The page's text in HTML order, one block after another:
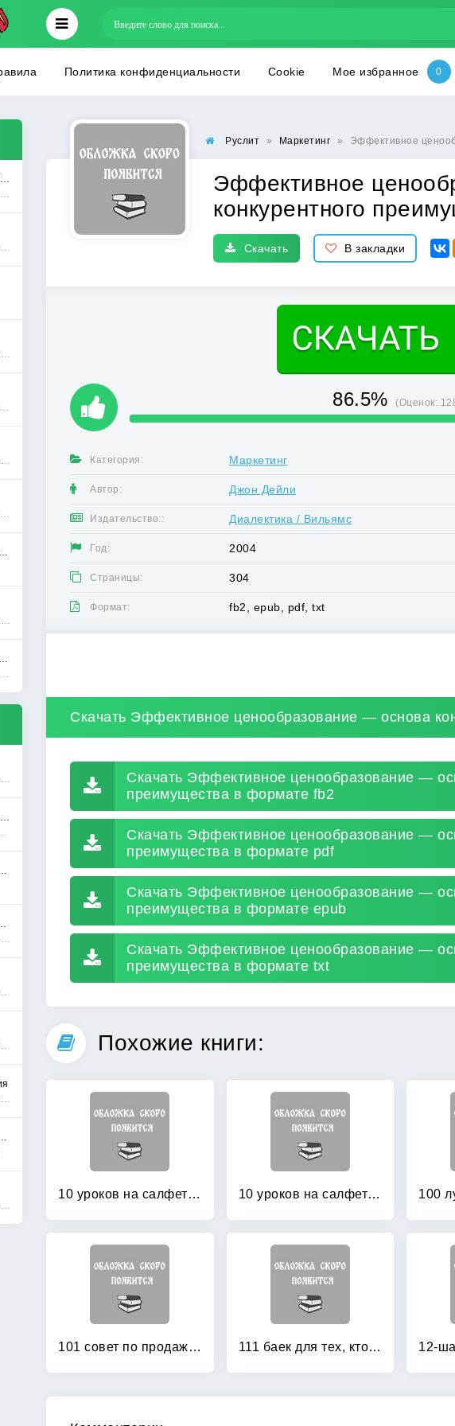
Политика конфиденциальности Cookie Мое избранное
Руслит » Маркетинг » Эффективное
Эффективное
конкурентного
Скачать В закладки
86.5% (Оценок:
Категория: Маркетинг
Автор: Джон Дейли
Издательство:: Диалектика / Вильямс
Год: 2004
Страницы: 304
Формат: fb2, epub, pdf, txt
Скачать Эффективное ценообразование — основа
Скачать Эффективное ценообразование —
преимущества в формате fb2
Скачать Эффективное ценообразование —
преимущества в формате pdf
Скачать Эффективное ценообразование —
преимущества в формате epub
Скачать Эффективное ценообразование —
преимущества в формате txt
Похожие книги:
10 уроков на салфетках 10 уроков на салфетках: как выстроить большую успешную MLM-организацию
101 совет по продажам 111 баек для тех, кто продает